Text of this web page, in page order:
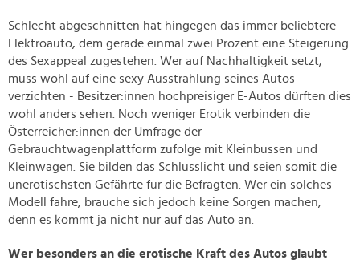
Schlecht abgeschnitten hat hingegen das immer beliebtere
Elektroauto, dem gerade einmal zwei Prozent eine Steigerung
des Sexappeal zugestehen. Wer auf Nachhaltigkeit setzt,
muss wohl auf eine sexy Ausstrahlung seines Autos
verzichten - Besitzer:innen hochpreisiger E-Autos dürften dies
wohl anders sehen. Noch weniger Erotik verbinden die
Österreicher:innen der Umfrage der
Gebrauchtwagenplattform zufolge mit Kleinbussen und
Kleinwagen. Sie bilden das Schlusslicht und seien somit die
unerotischsten Gefährte für die Befragten. Wer ein solches
Modell fahre, brauche sich jedoch keine Sorgen machen,
denn es kommt ja nicht nur auf das Auto an.
Wer besonders an die erotische Kraft des Autos glaubt